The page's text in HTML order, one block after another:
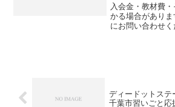
入会金・教材費
かる場合があり
にお問い合わせく
ディードットステ
千葉市習いごと応